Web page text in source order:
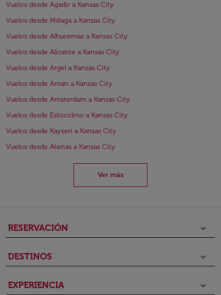
Vuelos desde Agadir a Kansas City
Vuelos desde Málaga a Kansas City
Vuelos desde Alhucemas a Kansas City
Vuelos desde Alicante a Kansas City
Vuelos desde Argel a Kansas City
Vuelos desde Amán a Kansas City
Vuelos desde Amsterdam a Kansas City
Vuelos desde Estocolmo a Kansas City
Vuelos desde Kayseri a Kansas City
Vuelos desde Atenas a Kansas City
Ver más
RESERVACIÓN keyboard_arrow_down
DESTINOS keyboard_arrow_down
EXPERIENCIA keyboard_arrow_down